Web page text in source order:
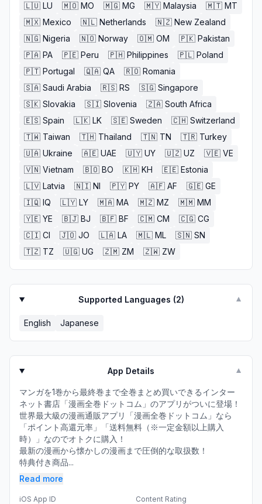
🇱🇺 LU 🇲🇴 MO 🇲🇬 MG 🇲🇾 Malaysia 🇲🇹 MT
🇲🇽 Mexico 🇳🇱 Netherlands 🇳🇿 New Zealand
🇳🇬 Nigeria 🇳🇴 Norway 🇴🇲 OM 🇵🇰 Pakistan
🇵🇦 PA 🇵🇪 Peru 🇵🇭 Philippines 🇵🇱 Poland
🇵🇹 Portugal 🇶🇦 QA 🇷🇴 Romania
🇸🇦 Saudi Arabia 🇷🇸 RS 🇸🇬 Singapore
🇸🇰 Slovakia 🇸🇮 Slovenia 🇿🇦 South Africa
🇪🇸 Spain 🇱🇰 LK 🇸🇪 Sweden 🇨🇭 Switzerland
🇹🇼 Taiwan 🇹🇭 Thailand 🇹🇳 TN 🇹🇷 Turkey
🇺🇦 Ukraine 🇦🇪 UAE 🇺🇾 UY 🇺🇿 UZ 🇻🇪 VE
🇻🇳 Vietnam 🇧🇴 BO 🇰🇭 KH 🇪🇪 Estonia
🇱🇻 Latvia 🇳🇮 NI 🇵🇾 PY 🇦🇫 AF 🇬🇪 GE
🇮🇶 IQ 🇱🇾 LY 🇲🇦 MA 🇲🇿 MZ 🇲🇲 MM
🇾🇪 YE 🇧🇯 BJ 🇧🇫 BF 🇨🇲 CM 🇨🇬 CG
🇨🇮 CI 🇯🇴 JO 🇱🇦 LA 🇲🇱 ML 🇸🇳 SN
🇹🇿 TZ 🇺🇬 UG 🇿🇲 ZM 🇿🇼 ZW
Supported Languages (2) ▼
English Japanese
App Details ▼
マンガを1巻から最終巻まで全巻まとめ買いできるインター
ネット書店「漫画全巻ドットコム」のアプリがついに登場！
世界最大級の漫画通販アプリ「漫画全巻ドットコム」なら
「ポイント高還元率」「送料無料（※一定金額以上購入
時）」なのでオトクに購入！
最新の漫画から懐かしの漫画まで圧倒的な取扱数！
特典付き商品...
Read more
iOS App ID Content Rating